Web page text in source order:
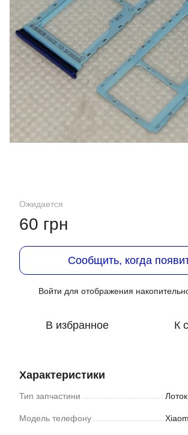
Ожидается
60 грн
Сообщить, когда
Войти для отображения
В избранное К
Характеристики
Тип запчастини
Модель телефону